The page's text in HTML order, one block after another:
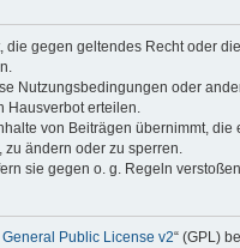
gegen geltendes Recht oder
Nutzungsbedingungen oder
erteilen.
von Beiträgen übernimmt,
ändern oder zu sperren.
sie gegen o. g. Regeln
Public License v2“ (GPL)